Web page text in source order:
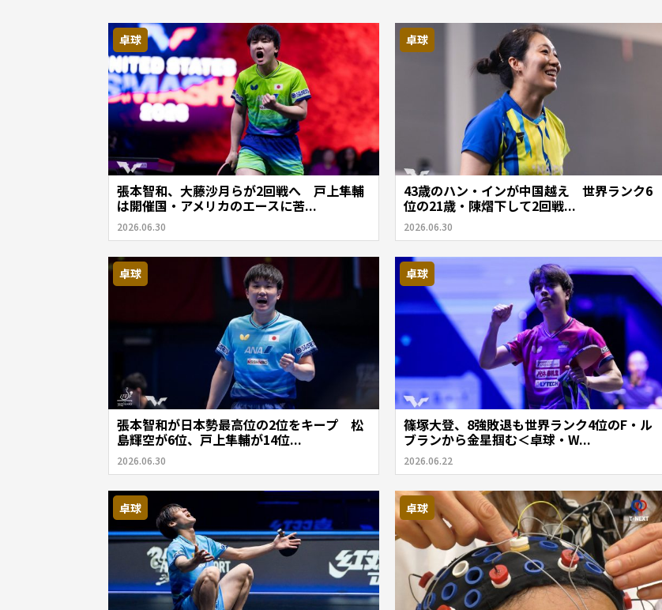
卓球
張本智和、大藤沙月らが2回戦へ 戸上隼輔
は開催国・アメリカのエースに苦...
2026.06.30
卓球
43歳のハン・インが中国越え 世界ランク6
位の21歳・陳熠下して2回戦...
2026.06.30
卓球
張本智和が日本勢最高位の2位をキープ 松
島輝空が6位、戸上隼輔が14位...
2026.06.30
卓球
篠塚大登、8強敗退も世界ランク4位のF・ル
ブランから金星掴む＜卓球・W...
2026.06.22
卓球 卓球